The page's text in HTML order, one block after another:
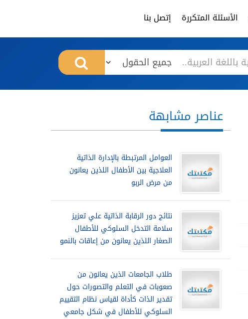
الأسئلة المتكررة إتصل بنا
عناصر مشابهة
العوامل المرتبطة بالإدارة الذاتية
العلاجية بين الأطفال اللذين يعانون
من مرض الربو
نتائج دور الرقابة الذاتية علي تعزيز
سلامة التدخل السلوكي للأطفال
الصغار اللذين يعانون من إعاقات بالنمو
طلاب الجامعات الذين يعانون من
صعوبات في التعلم والتصورات حول
تقدير الذات كأداة لقياس نظام التقييم
السلوكي للأطفال في شكل جامعي